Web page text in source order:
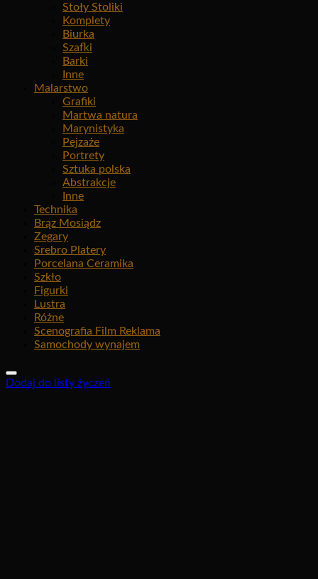
Stoły Stoliki
Komplety
Biurka
Szafki
Barki
Inne
Malarstwo
Grafiki
Martwa natura
Marynistyka
Pejzaże
Portrety
Sztuka polska
Abstrakcje
Inne
Technika
Brąz Mosiądz
Zegary
Srebro Platery
Porcelana Ceramika
Szkło
Figurki
Lustra
Różne
Scenografia Film Reklama
Samochody wynajem
Dodaj do listy życzeń